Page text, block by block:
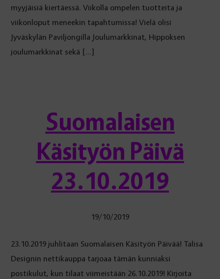
myyjäisiä kiertäessä. Viikolla ompelen tuotteita ja
viikonloput meneekin tapahtumissa! Vielä olisi
Jyväskylän Paviljongilla Joulumarkkinat, Hippoksen
joulumarkkinat sekä […]
Suomalaisen
Käsityön Päivä
23.10.2019
19/10/2019
23.10.2019 juhlitaan Suomalaisen Käsityön Päivää! Talisa
Designin nettikauppa tarjoaa tämän kunniaksi
postikulut, kun tilaat viimeistään 26.10.2019! Kirjoita